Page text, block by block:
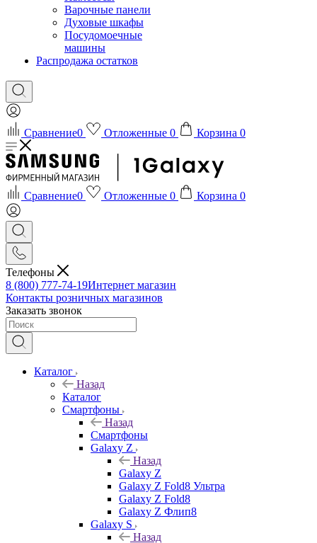
Варочные панели
Духовые шкафы
Посудомоечные
машины
Распродажа остатков
Сравнение0 Отложенные 0 Корзина 0
Сравнение0 Отложенные 0 Корзина 0
Телефоны
8 (800) 777-74-19Интернет магазин
Контакты розничных магазинов
Заказать звонок
Каталог
Назад
Каталог
Смартфоны
Назад
Смартфоны
Galaxy Z
Назад
Galaxy Z
Galaxy Z Fold8 Ультра
Galaxy Z Fold8
Galaxy Z Флип8
Galaxy S
Назад